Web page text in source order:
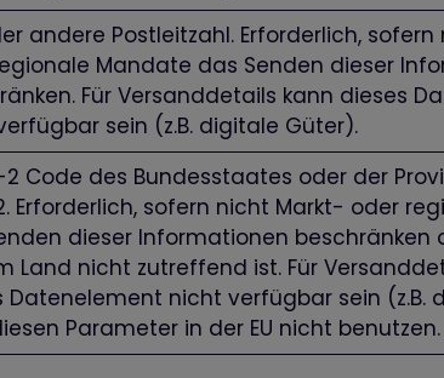
andere Postleitzahl. Erforderlich,
Mandate das Senden dieser
Für Versanddetails kann dieses
sein (z.B. digitale Güter).
Code des Bundesstaates oder der
Erforderlich, sofern nicht Markt- oder
dieser Informationen beschränken
Land nicht zutreffend ist. Für
Datenelement nicht verfügbar sein (z.B.
Parameter in der EU nicht benutzen.